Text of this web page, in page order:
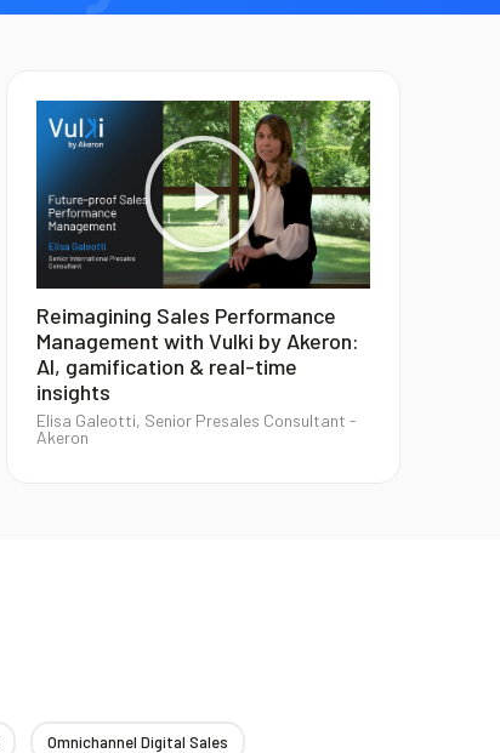
Reimagining Sales Performance
Management with Vulki by Akeron:
AI, gamification & real-time
insights
Elisa Galeotti, Senior Presales Consultant -
Akeron
Omnichannel Digital Sales